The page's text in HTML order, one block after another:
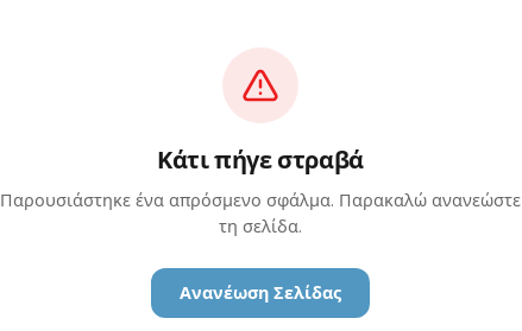
Κάτι πήγε στραβά
Παρουσιάστηκε ένα απρόσμενο σφάλμα. Παρακαλώ ανανεώστε
τη σελίδα.
Ανανέωση Σελίδας